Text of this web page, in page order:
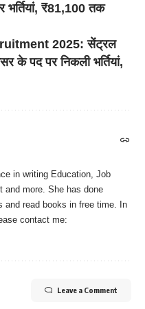
भर्तियां, ₹81,100 तक
2025: सेंट्रल
के पद पर निकली भर्तियां,
in writing Education, Job
and more. She has done
and read books in free time. In
contact me:
Leave a Comment